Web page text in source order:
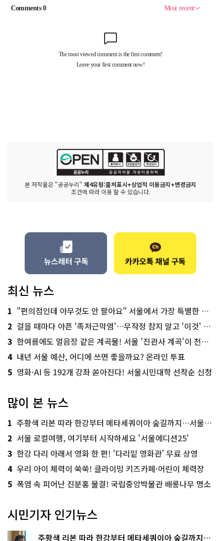
본 저작물은 "공공누리" 제4유형:출처표시+상업적 이용금지+변경금지
조건에 따라 이용 할 수 있습니다.
최신 뉴스
1 "편의점인데 아무것도 안 팔아요" 서울에서 가장 특별한 편의점의 정체
2 걸을 때마다 아픈 '족저근막염'…무작정 참지 말고 '이것' 해보세요!
3 한여름에도 얼음장 같은 계곡물! 서울 '진관사 계곡'이 천국이네~
4 내년 서울 예산, 어디에 쓰면 좋을까요? 온라인 투표
5 영화·AI 등 192개 강좌 쏟아진다! 서울시민대학 선착순 신청
많이 본 뉴스
1 주황색 리본 따라 한강부터 메타세쿼이아 숲길까지…서울둘레길 15코스
2 서울 로컬여행, 여기부터 시작하세요 '서울에디션25'
3 한강 다리 아래서 영화 한 편! '다리밑 영화관' 무료 상영
4 우리 아이 체력이 쑥쑥! 클라이밍 키즈카페·어린이 체력장
5 폭염 속 피어난 진분홍 물결! 국립중앙박물관 배롱나무 명소
시민기자 인기뉴스
주황색 리본 따라 한강부터 메타세쿼이아 숲길까지…